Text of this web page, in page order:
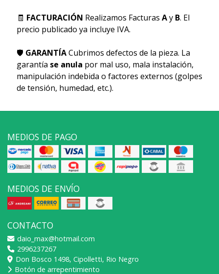
🧾 FACTURACIÓN Realizamos Facturas Ay B. El
precio publicado ya incluye IVA.
🛡 GARANTÍACubrimos defectos de la pieza. La
garantía se anula por mal uso, mala instalación,
manipulación indebida o factores externos (golpes
de tensión, humedad, etc.).
MEDIOS DE PAGO
MEDIOS DE ENVÍO
CONTACTO
daio_max@hotmail.com
2996237267
Don Bosco 1498, Cipolletti, Rio Negro
Botón de arrepentimiento